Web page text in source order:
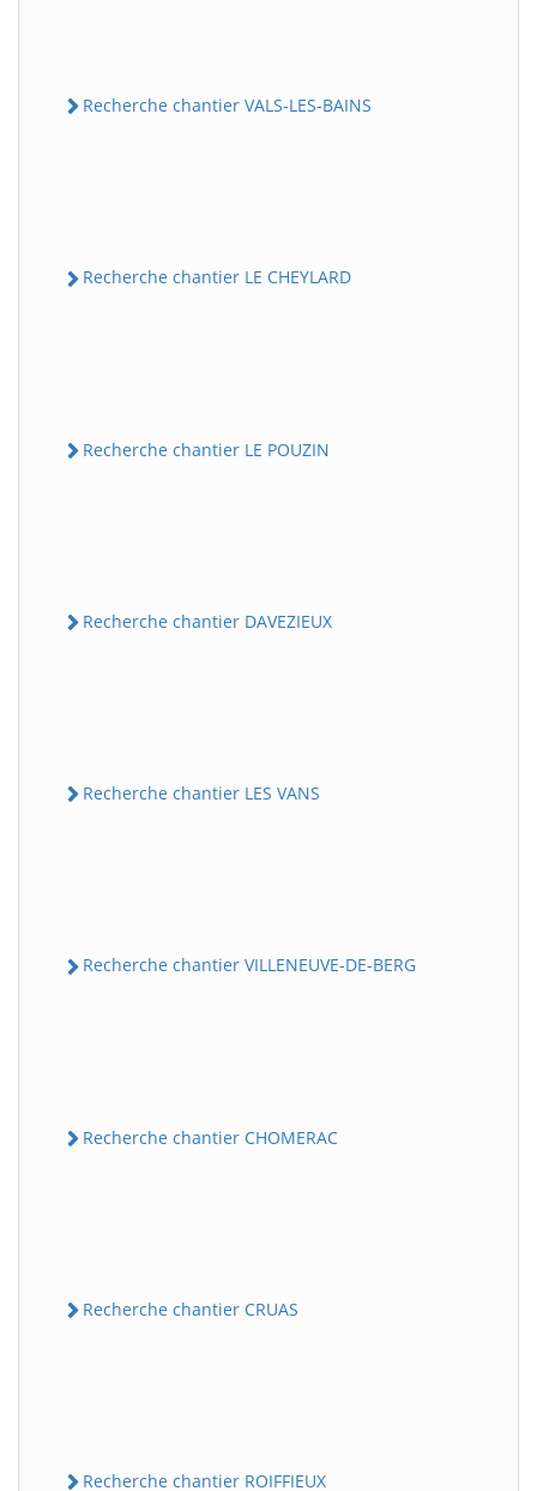
Recherche chantier VALS-LES-BAINS
Recherche chantier LE CHEYLARD
Recherche chantier LE POUZIN
Recherche chantier DAVEZIEUX
Recherche chantier LES VANS
Recherche chantier VILLENEUVE-DE-BERG
Recherche chantier CHOMERAC
Recherche chantier CRUAS
Recherche chantier ROIFFIEUX